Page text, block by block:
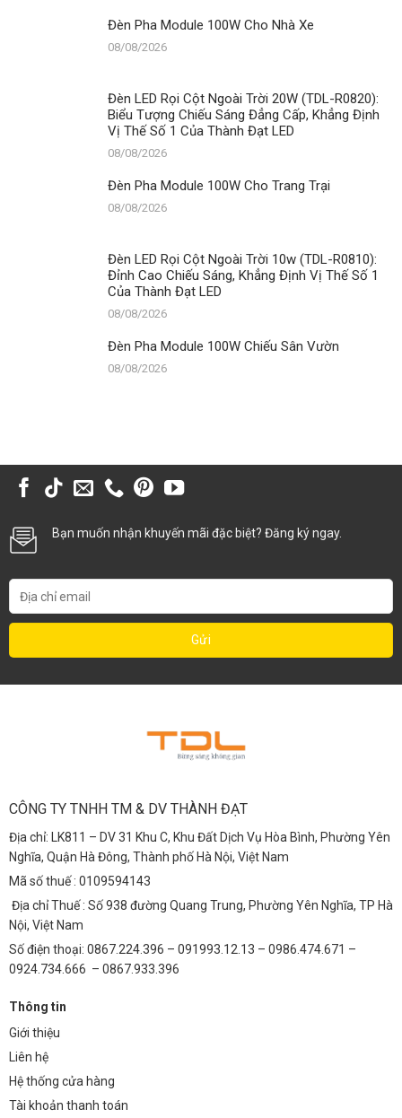
Vườn
Đèn Pha Module 100W Cho Nhà Xe
08/08/2026
Đèn LED Rọi Cột Ngoài Trời 20W (TDL-R0820):
Biểu Tượng Chiếu Sáng Đẳng Cấp, Khẳng Định
Vị Thế Số 1 Của Thành Đạt LED
08/08/2026
Đèn Pha Module 100W Cho Trang Trại
08/08/2026
Đèn LED Rọi Cột Ngoài Trời 10w (TDL-R0810):
Đỉnh Cao Chiếu Sáng, Khẳng Định Vị Thế Số 1
Của Thành Đạt LED
08/08/2026
Đèn Pha Module 100W Chiếu Sân Vườn
08/08/2026
Bạn muốn nhận khuyến mãi đặc biệt? Đăng ký ngay.
CÔNG TY TNHH TM & DV THÀNH ĐẠT
Địa chỉ: LK811 – DV 31 Khu C, Khu Đất Dịch Vụ Hòa Bình, Phường Yên
Nghĩa, Quận Hà Đông, Thành phố Hà Nội, Việt Nam
Mã số thuế : 0109594143
Địa chỉ Thuế : Số 938 đường Quang Trung, Phường Yên Nghĩa, TP Hà
Nội, Việt Nam
Số điện thoại: 0867.224.396 – 091993.12.13 – 0986.474.671 –
0924.734.666 – 0867.933.396
Thông tin
Giới thiệu
Liên hệ
Hệ thống cửa hàng
Tài khoản thanh toán